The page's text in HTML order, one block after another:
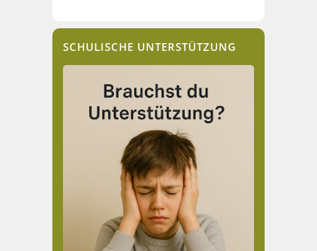
SCHULISCHE UNTERSTÜTZUNG